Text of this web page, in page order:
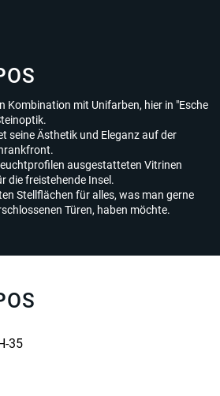
Kombination mit Unifarben, hier in "Esche
seine Ästhetik und Eleganz auf der
ausgestatteten Vitrinen
die freistehende Insel.
Stellflächen für alles, was man gerne
Türen, haben möchte.